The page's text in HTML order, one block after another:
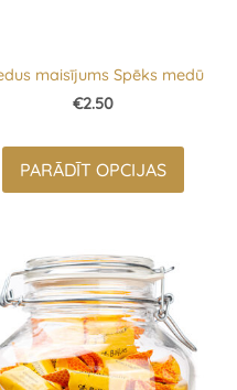
maisījums Spēks medū
€2.50
PARĀDĪT OPCIJAS